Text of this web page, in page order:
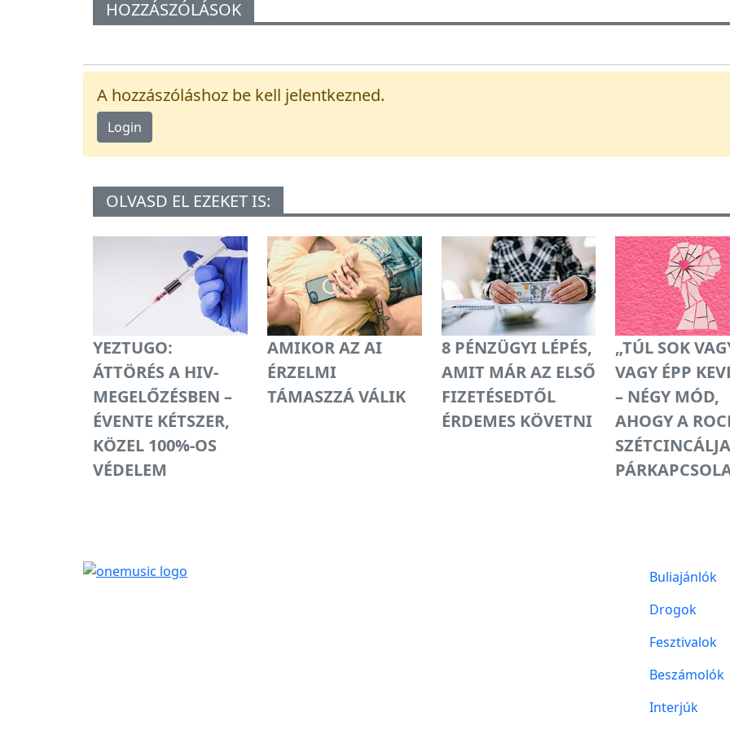
HOZZÁSZÓLÁSOK
A hozzászóláshoz be kell jelentkezned.
Login
OLVASD EL EZEKET IS:
YEZTUGO:
ÁTTÖRÉS A HIV-
MEGELŐZÉSBEN –
ÉVENTE KÉTSZER,
KÖZEL 100%-OS
VÉDELEM
AMIKOR AZ AI
ÉRZELMI
TÁMASZZÁ VÁLIK
8 PÉNZÜGYI LÉPÉS,
AMIT MÁR AZ ELSŐ
FIZETÉSEDTŐL
ÉRDEMES KÖVETNI
„TÚL SOK
VAGY ÉPP
– NÉGY MÓD,
AHOGY A
Buliajánlók
Drogok
Fesztivalok
Beszámolók
Interjúk